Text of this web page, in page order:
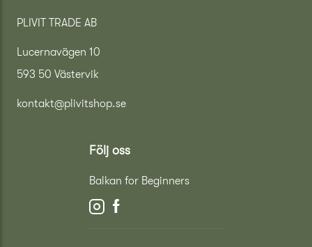
PLIVIT TRADE AB
Lucernavägen 10
593 50 Västervik
kontakt@plivitshop.se
Följ oss
Balkan for Beginners